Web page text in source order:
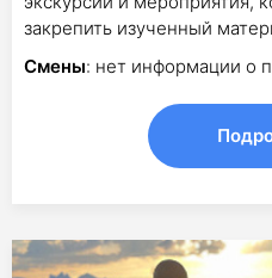
закрепить изученный
Смены: нет информации о